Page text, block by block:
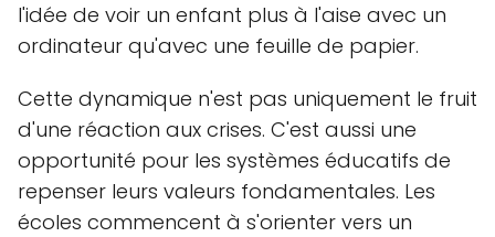
l'idée de voir un enfant plus à l'aise avec un
ordinateur qu'avec une feuille de papier.
Cette dynamique n'est pas uniquement le fruit
d'une réaction aux crises. C'est aussi une
opportunité pour les systèmes éducatifs de
repenser leurs valeurs fondamentales. Les
écoles commencent à s'orienter vers un